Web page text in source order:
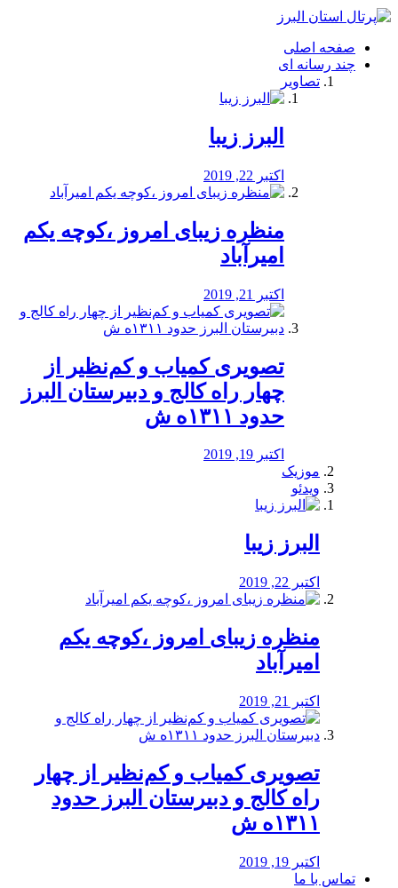
فصد
شرق
تهران
خشکشویی
صفحه اصلی
چند رسانه ای
تصاویر
البرز زیبا
اکتبر 22, 2019
منظره‌‌ زیبای امروز ،کوچه یکم
امیرآباد
اکتبر 21, 2019
️تصویری کمیاب و کم‌نظیر از
چهار راه كالج و دبيرستان البرز
حدود ۱۳۱۱ه ش
اکتبر 19, 2019
موزیک
ویدئو
البرز زیبا
اکتبر 22, 2019
منظره‌‌ زیبای امروز ،کوچه یکم
امیرآباد
اکتبر 21, 2019
️تصویری کمیاب و کم‌نظیر از چهار
راه كالج و دبيرستان البرز حدود
۱۳۱۱ه ش
اکتبر 19, 2019
تماس با ما